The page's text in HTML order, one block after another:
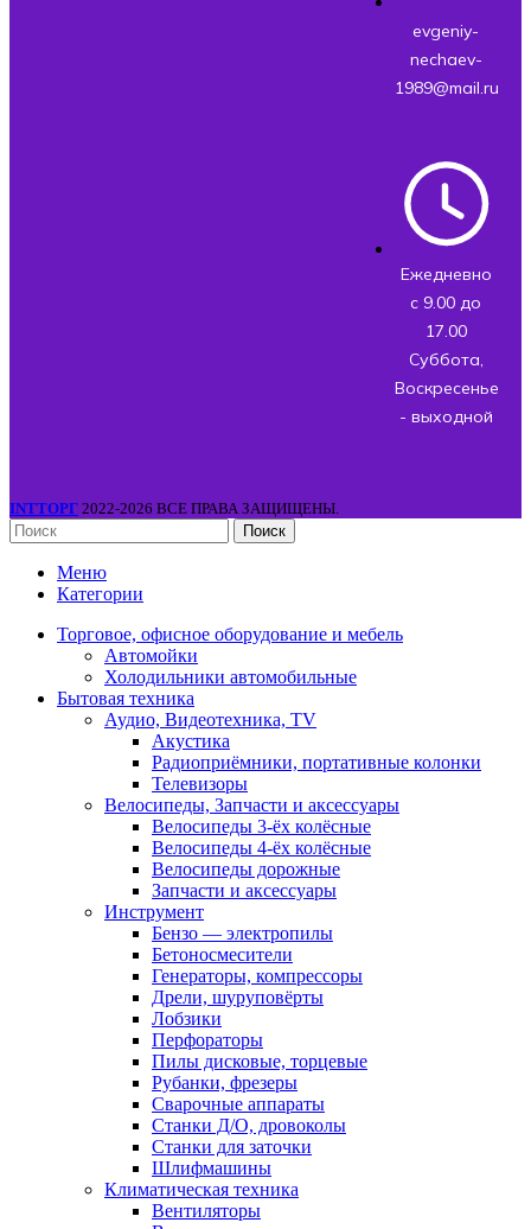
evgeniy-
nechaev-
1989@mail.ru
Ежедневно
с 9.00 до
17.00
Суббота,
Воскресенье
- выходной
INTТОРГ 2022-2026 ВСЕ ПРАВА ЗАЩИЩЕНЫ.
Поиск
Меню
Категории
Торговое, офисное оборудование и мебель
Автомойки
Холодильники автомобильные
Бытовая техника
Аудио, Видеотехника, TV
Акустика
Радиоприёмники, портативные колонки
Телевизоры
Велосипеды, Запчасти и аксессуары
Велосипеды 3-ёх колёсные
Велосипеды 4-ёх колёсные
Велосипеды дорожные
Запчасти и аксессуары
Инструмент
Бензо — электропилы
Бетоносмесители
Генераторы, компрессоры
Дрели, шуруповёрты
Лобзики
Перфораторы
Пилы дисковые, торцевые
Рубанки, фрезеры
Сварочные аппараты
Станки Д/О, дровоколы
Станки для заточки
Шлифмашины
Климатическая техника
Вентиляторы